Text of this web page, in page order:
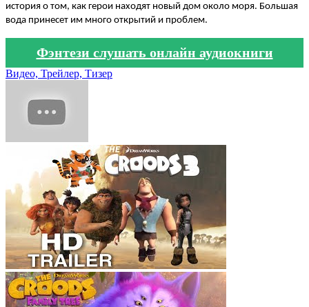
история о том, как герои находят новый дом около моря. Большая
вода принесет им много открытий и проблем.
Фэнтези слушать онлайн аудиокниги
Видео, Трейлер, Тизер